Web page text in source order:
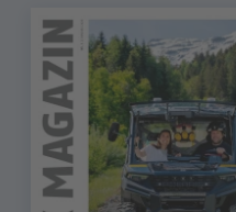
Die Spitex und der
Ausnahmezustand
Spitex Magazin 3 2026